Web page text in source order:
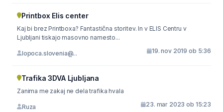
Printbox Elis center
Kaj bi brez Printboxa? Fantastična storitev. In v ELIS Centru v
Ljubljani tiskajo masovno namesto...
lopoca.slovenia@... 19. nov 2019 ob 5:36
Trafika 3DVA Ljubljana
Zanima me zakaj ne dela trafika hvala
Ruza 23. mar 2023 ob 15:23